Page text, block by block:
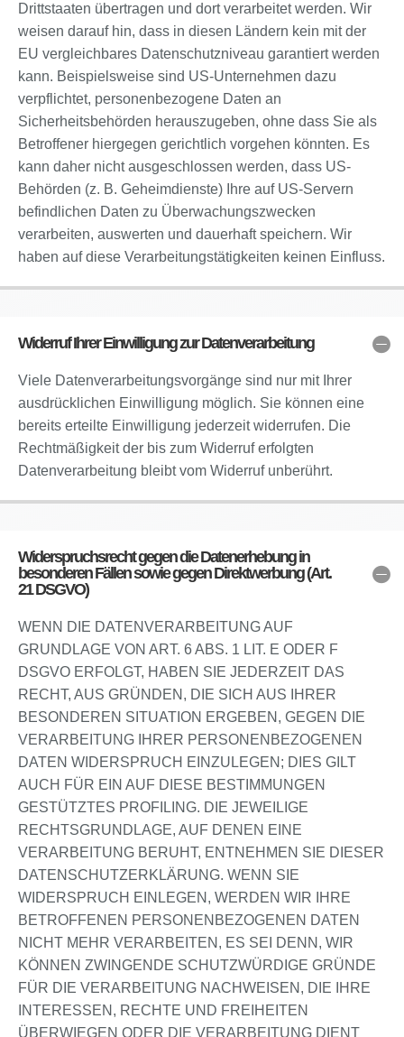
Drittstaaten übertragen und dort verarbeitet werden. Wir
weisen darauf hin, dass in diesen Ländern kein mit der
EU vergleichbares Datenschutzniveau garantiert werden
kann. Beispielsweise sind US-Unternehmen dazu
verpflichtet, personenbezogene Daten an
Sicherheitsbehörden herauszugeben, ohne dass Sie als
Betroffener hiergegen gerichtlich vorgehen könnten. Es
kann daher nicht ausgeschlossen werden, dass US-
Behörden (z. B. Geheimdienste) Ihre auf US-Servern
befindlichen Daten zu Überwachungszwecken
verarbeiten, auswerten und dauerhaft speichern. Wir
haben auf diese Verarbeitungstätigkeiten keinen Einfluss.
Widerruf Ihrer Einwilligung zur Datenverarbeitung
Viele Datenverarbeitungsvorgänge sind nur mit Ihrer
ausdrücklichen Einwilligung möglich. Sie können eine
bereits erteilte Einwilligung jederzeit widerrufen. Die
Rechtmäßigkeit der bis zum Widerruf erfolgten
Datenverarbeitung bleibt vom Widerruf unberührt.
Widerspruchsrecht gegen die Datenerhebung in
besonderen Fällen sowie gegen Direktwerbung (Art.
21 DSGVO)
WENN DIE DATENVERARBEITUNG AUF
GRUNDLAGE VON ART. 6 ABS. 1 LIT. E ODER F
DSGVO ERFOLGT, HABEN SIE JEDERZEIT DAS
RECHT, AUS GRÜNDEN, DIE SICH AUS IHRER
BESONDEREN SITUATION ERGEBEN, GEGEN DIE
VERARBEITUNG IHRER PERSONENBEZOGENEN
DATEN WIDERSPRUCH EINZULEGEN; DIES GILT
AUCH FÜR EIN AUF DIESE BESTIMMUNGEN
GESTÜTZTES PROFILING. DIE JEWEILIGE
RECHTSGRUNDLAGE, AUF DENEN EINE
VERARBEITUNG BERUHT, ENTNEHMEN SIE DIESER
DATENSCHUTZERKLÄRUNG. WENN SIE
WIDERSPRUCH EINLEGEN, WERDEN WIR IHRE
BETROFFENEN PERSONENBEZOGENEN DATEN
NICHT MEHR VERARBEITEN, ES SEI DENN, WIR
KÖNNEN ZWINGENDE SCHUTZWÜRDIGE GRÜNDE
FÜR DIE VERARBEITUNG NACHWEISEN, DIE IHRE
INTERESSEN, RECHTE UND FREIHEITEN
ÜBERWIEGEN ODER DIE VERARBEITUNG DIENT